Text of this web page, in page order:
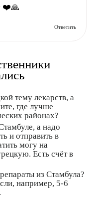
❤️🙏
тему лекарств, а
где лучше
районах?
а надо
и отправить в
могу на
Есть счёт в
из Стамбула?
например, 5-6